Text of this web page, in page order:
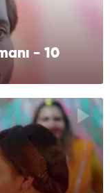
- 10